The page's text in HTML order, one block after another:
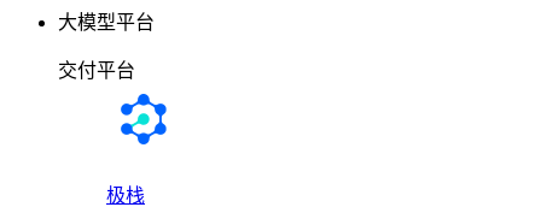
大模型平台
交付平台
极栈